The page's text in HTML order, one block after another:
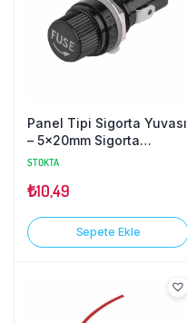
Panel Tipi Sigorta Yuvası
– 5x20mm Sigorta
Uyumlu
STOKTA
₺10,49
Sepete Ekle